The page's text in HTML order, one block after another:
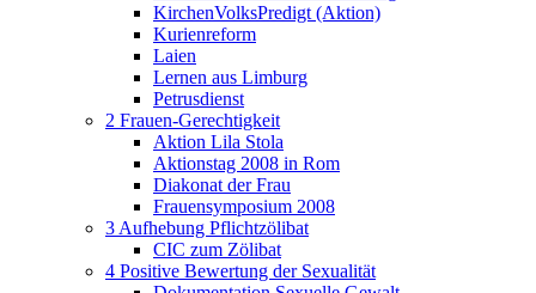
KirchenVolksPredigt (Aktion)
Kurienreform
Laien
Lernen aus Limburg
Petrusdienst
2 Frauen-Gerechtigkeit
Aktion Lila Stola
Aktionstag 2008 in Rom
Diakonat der Frau
Frauensymposium 2008
3 Aufhebung Pflichtzölibat
CIC zum Zölibat
4 Positive Bewertung der Sexualität